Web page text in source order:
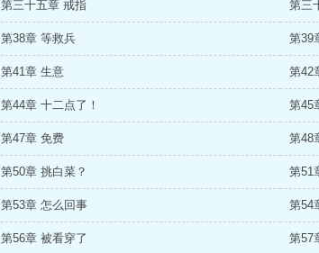
第三十五章 戒指 第三
第38章 等救兵 第39
第41章 生意 第42
第44章 十二点了！ 第45
第47章 免费 第48
第50章 挑白菜？ 第51
第53章 怎么回事 第54
第56章 被看穿了 第57